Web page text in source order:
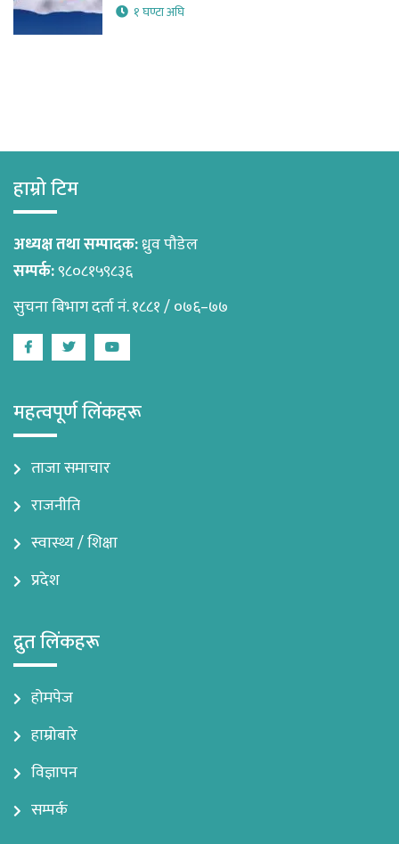
१ घण्टा अघि
हाम्रो टिम
अध्यक्ष तथा सम्पादक:ध्रुव पौडेल
सम्पर्क:९८०८१५९८३६
सुचना बिभाग दर्ता नं. १८८१ / ०७६–७७
FacebookTwitterYoutube
महत्वपूर्ण लिंकहरू
ताजा समाचार
राजनीति
स्वास्थ्य / शिक्षा
प्रदेश
द्रुत लिंकहरू
होमपेज
हाम्रोबारे
विज्ञापन
सम्पर्क